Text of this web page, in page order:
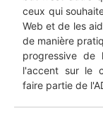
ceux qui
Web et de les
de manière
progressive
l'accent sur le
faire partie de